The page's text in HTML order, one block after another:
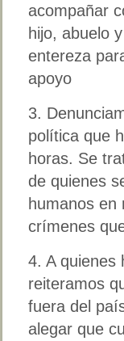
acompañar
hijo, abuelo
entereza
apoyo
3.
política que
horas. Se
de quienes
humanos en
crímenes
4. A quienes
reiteramos
fuera del
alegar que